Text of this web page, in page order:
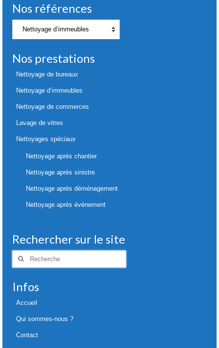
Nos références
Nos
références
Nos prestations
Nettoyage de bureaux
Nettoyage d’immeubles
Nettoyage de commerces
Lavage de vitres
Nettoyages spéciaux
Nettoyage après chantier
Nettoyage après sinistre
Nettoyage après déménagement
Nettoyage après événement
Rechercher sur le site
Rechercher
Infos
Accueil
Qui sommes-nous ?
Contact